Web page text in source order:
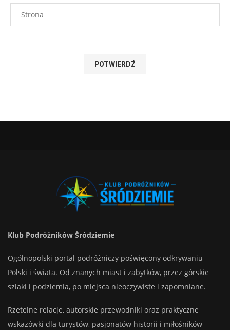
Klub Podróżników Śródziemie
Ogólnopolski portal podróżniczy poświęcony odkrywaniu
Polski i świata. Od znanych miast i zabytków, przez górskie
szlaki i podziemia, po miejsca nieoczywiste i zapomniane.
Rzetelne relacje, autorskie przewodniki oraz praktyczne
wskazówki dla turystów, pasjonatów historii i miłośników